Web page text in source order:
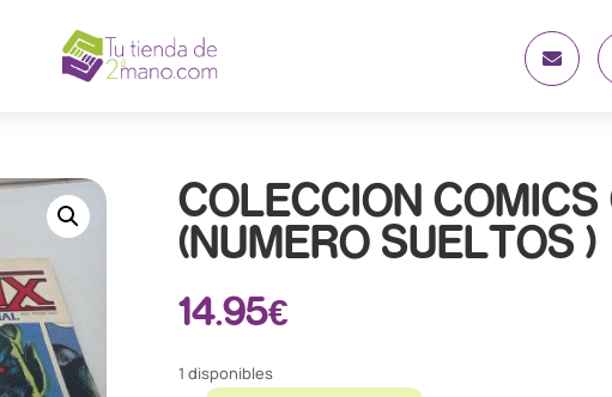

COLECCION COMICS
(NUMERO SUELTOS )
14.95€
1 disponibles